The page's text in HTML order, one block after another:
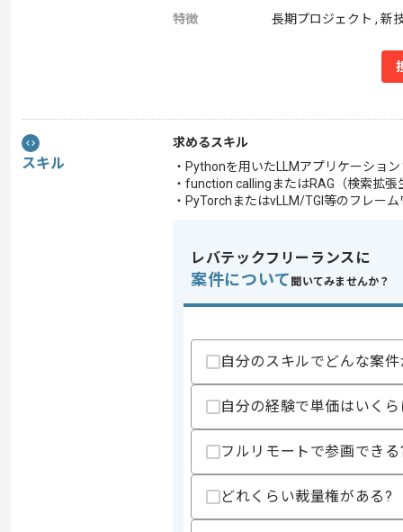
特徴 長期プロジェクト , 新
スキル
求めるスキル
・Pythonを用いたLLMアプリケーショ
・function callingまたはRAG（検索拡
・PyTorchまたはvLLM/TGI等のフレー
レバテックフリーランスに
案件について 聞いてみませんか？
自分のスキルでどんな案
自分の経験で単価はいく
フルリモートで参画できる
どれくらい裁量権がある?